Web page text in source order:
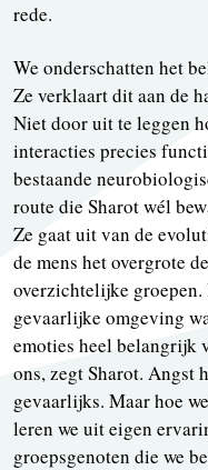
rede.
We onderschatten het
Ze verklaart dit aan de
Niet door uit te leggen
interacties precies
bestaande
route die Sharot wél
Ze gaat uit van de
de mens het overgrote
overzichtelijke groepen.
gevaarlijke omgeving
emoties heel belangrijk
ons, zegt Sharot. Angst
gevaarlijks. Maar hoe
leren we uit eigen
groepsgenoten die we